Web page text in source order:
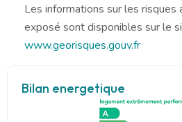
Les informations sur les risques
exposé sont disponibles sur le
www.georisques.gouv.fr
Bilan energetique